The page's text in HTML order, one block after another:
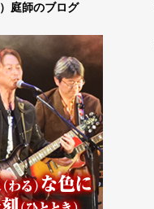
庭師のブログ